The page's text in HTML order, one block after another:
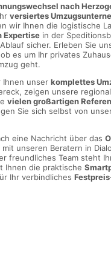
nach
versiertes
wir Ihnen die logistische
Expertise in der
sicher. Erleben Sie
es um Ihr privates
geht.
Ihnen unser komplettes
zeigen unsere
vielen großartigen
Sie sich selbst von
eine Nachricht über das
mit unseren Beratern in
freundliches Team steht
Ihnen die praktische
Ihr verbindliches